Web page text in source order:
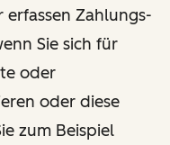
erfassen Zahlungs-
Sie sich für
oder
oder diese
zum Beispiel